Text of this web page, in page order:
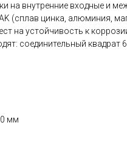
на внутренние входные и
(сплав цинка, алюминия,
на устойчивость к
соединительный квадрат
мм